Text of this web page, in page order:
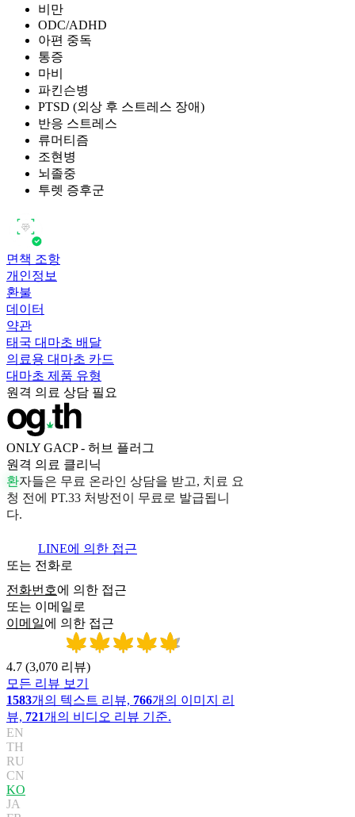
비만
ODC/ADHD
아편 중독
통증
마비
파킨슨병
PTSD (외상 후 스트레스 장애)
반응 스트레스
류머티즘
조현병
뇌졸중
투렛 증후군
면책 조항
개인정보
환불
데이터
약관
태국 대마초 배달
의료용 대마초 카드
대마초 제품 유형
원격 의료 상담 필요
ONLY GACP - 허브 플러그
원격 의료 클리닉
환자들은 무 료 온라인 상담을 받고, 치 료 요
청 전 에 PT.33 처 방전 이 무 료 로 발급됩니
다.
LINE에 의한 접근
또는 전화로
전화번호에 의한 접근
또는 이메일로
이메일에 의한 접근
4.7 (3,070 리뷰)
모든 리뷰 보기
1583개의 텍스트 리뷰, 766개의 이미지 리
뷰, 721개의 비디오 리뷰 기준.
EN
TH
RU
CN
KO
JA